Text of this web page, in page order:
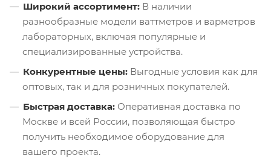
Широкий ассортимент: В наличии
разнообразные модели ваттметров и варметров
лабораторных, включая популярные и
специализированные устройства.
Конкурентные цены: Выгодные условия как для
оптовых, так и для розничных покупателей.
Быстрая доставка: Оперативная доставка по
Москве и всей России, позволяющая быстро
получить необходимое оборудование для
вашего проекта.